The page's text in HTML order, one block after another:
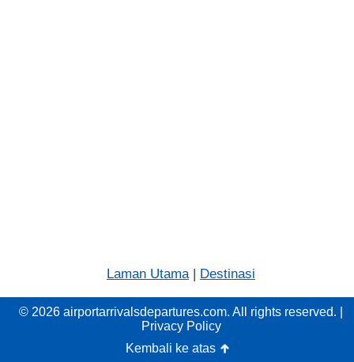
Laman Utama| Destinasi
© 2026 airportarrivalsdepartures.com. All rights reserved. |
Privacy Policy
Kembali ke atas